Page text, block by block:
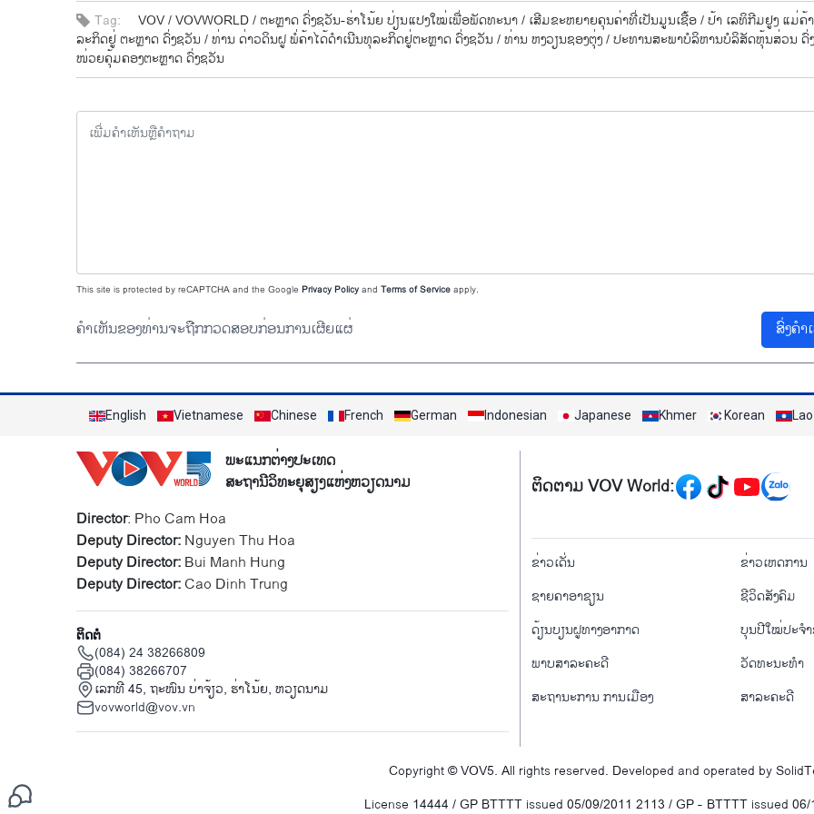
Tag: VOV /VOVWORLD /ຕະ​ຫຼາດ ​ດົ່ງ​ຊວັນ-ຮ່າ​ໂນ້ຍ ປ່ຽນ​ແປງ​ໃໝ່​ເພື່ອ​ພັດ​ທະ​ນາ / ເສີມ​ຂະ​ຫຍາຍ​ຄຸນ​ຄ່າ​ທີ່​ເປັນ​ມູນ​ເຊື້ອ /ປ້າ ເລ​ທິ​ກີມ​ຢູງ ແມ່​ຄ້
ລະ​ກິດ​ຢູ່ ຕະຫຼາ​ດ ດົ່ງ​ຊວັນ /ທ່ານ ດ່າວ​ດິນ​ຝູ ພໍ່​ຄ້າ​ໄດ້​ດຳ​ເນີນ​ທຸ​ລະ​ກິດ​ຢູ່ຕະຫຼາ​ດ ດົ່ງ​ຊວັນ /ທ່ານ ຫງວຽນ​ຊອງ​ຕຸ່ງ /ປະ​ທານ​ສະ​ພາ​ບໍ​ລິ​ຫານ​ບໍ​ລິ​ສັດ​ຫຸ້ນ​ສ່ວນ ດົ່
ໜ່ວຍ​ຄຸ້ມ​ຄອງຕະຫຼາດ ດົ່ງ​ຊວັນ
This site is protected by reCAPTCHA and the Google Privacy Policyand Terms of Serviceapply.
ຄຳເຫັນຂອງທ່ານຈະຖືກກວດສອບກ່ອນການເຜີຍແຜ່ ສົ່ງຄຳ
English Vietnamese Chinese French German Indonesian Japanese Khmer Korean Lao
ພະແນກຕ່າງປະເທດ
ສະຖານີວິທະຍຸສຽງແຫ່ງຫວຽດນາມ
Director: Pho Cam Hoa
Deputy Director:Nguyen Thu Hoa
Deputy Director:Bui Manh Hung
Deputy Director:Cao Dinh Trung
ຕິດຕໍ່
(084) 24 38266809
(084) 38266707
ເລກທີ 45, ຖະໜົນ ບ່າ​ຈ້ຽວ, ຮ່າ​ໂນ້ຍ, ຫວຽດນາມ
vovworld@vov.vn
Mạng xã hội
ຕິດຕາມ VOV World:
menu footer tiếng
ຂ່າວເດັ່ນ ຂ່າວເຫດການ
ຊາຍຄາອາຊຽນ
ຊີ​ວິດ​ສັງ​ຄົມ
ດ້ຽນບຽນ​ຝູທາງ​ອາກາດ
ບຸນປີໃໝ່ປະຈ
ພາບສາລະຄະດີ
ວັດທະນະທໍາ
ສະຖານະການ ການເມືອງ
ສາລະຄະດີ
Copyright © VOV5. All rights reserved. Developed and operated by
License 14444 / GP BTTTT issued 05/09/2011 2113 / GP - BTTTT issued 06/